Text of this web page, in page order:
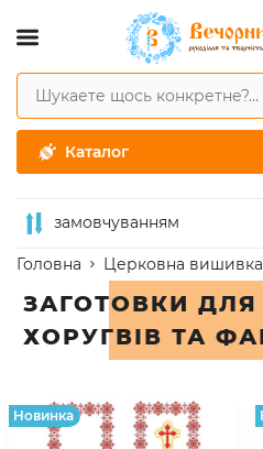
Каталог
замовчуванням
Головна Церковна вишивка
ЗАГОТОВКИ
ХОРУГВІВ ТА
Hовинка